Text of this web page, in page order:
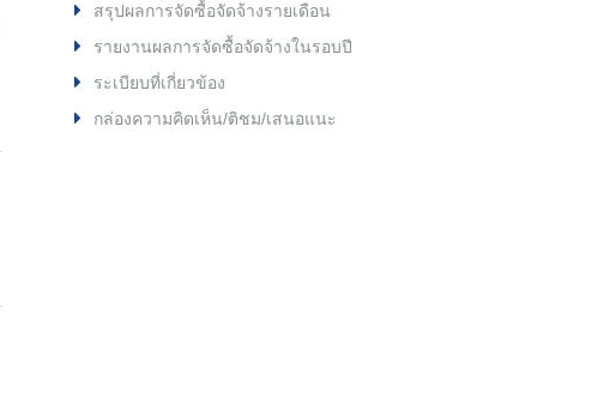
สรุปผลการจัดซื้อจัดจ้างรายเดือน
รายงานผลการจัดซื้อจัดจ้างในรอบปี
ระเบียบที่เกี่ยวข้อง
กล่องความคิดเห็น/ติชม/เสนอแนะ